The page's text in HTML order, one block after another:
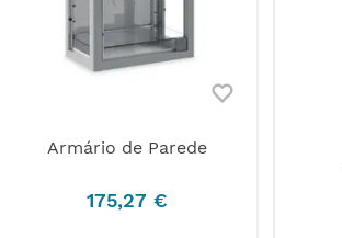
Armário de Parede
175,27 €